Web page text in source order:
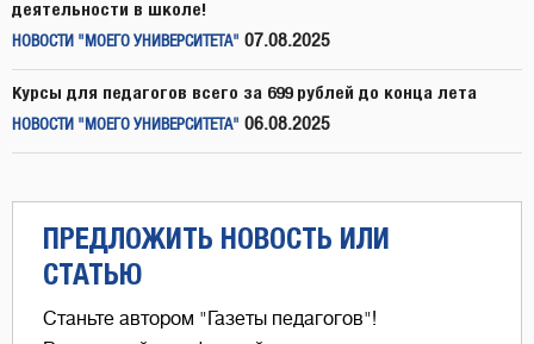
деятельности в школе!
НОВОСТИ "МОЕГО УНИВЕРСИТЕТА" 07.08.2025
Курсы для педагогов всего за 699 рублей до конца лета
НОВОСТИ "МОЕГО УНИВЕРСИТЕТА" 06.08.2025
ПРЕДЛОЖИТЬ НОВОСТЬ ИЛИ
СТАТЬЮ
Станьте автором "Газеты педагогов"!